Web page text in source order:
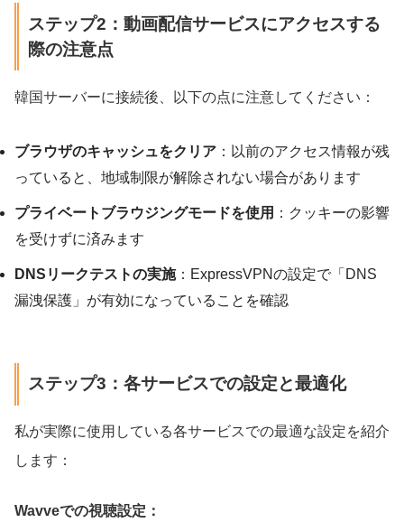
ステップ2：動画配信サービスにアクセスする
際の注意点
韓国サーバーに接続後、以下の点に注意してください：
ブラウザのキャッシュをクリア ：以前のアクセス情報が残
っていると、地域制限が解除されない場合があります
プライベートブラウジングモードを使用 ：クッキーの影響
を受けずに済みます
DNSリークテストの実施：ExpressVPNの設定で「DNS
漏洩保護」が有効になっていることを確認
ステップ3：各サービスでの設定と最適化
私が実際に使用している各サービスでの最適な設定を紹介
します：
Wavveでの視聴設定：